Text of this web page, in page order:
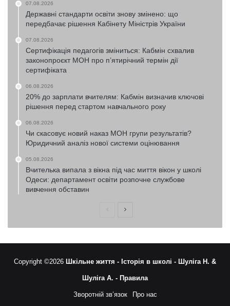
07.08.2026
Державні стандарти освіти знову змінено: що
передбачає рішення Кабінету Міністрів України
07.08.2026
Сертифікація педагогів зміниться: Кабмін схвалив
законопроєкт МОН про п’ятирічний термін дії
сертифіката
06.08.2026
20% до зарплати вчителям: Кабмін визначив ключові
рішення перед стартом навчального року
06.08.2026
Чи скасовує новий наказ МОН групи результатів?
Юридичний аналіз нової системи оцінювання
05.08.2026
Вчителька випала з вікна під час миття вікон у школі
Одеси: департамент освіти розпочне службове
вивчення обставин
ПопередняНаступна
Copyright ©2026 Шкільне життя - Історія в школі - Шуліга Н. &
Шуліга А. - Правила
Зворотній зв’язок Про нас